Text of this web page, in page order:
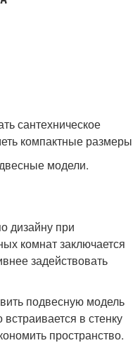
сантехническое
компактные размеры
модели.
дизайну при
комнат заключается
задействовать
подвесную модель
в стенку
пространство.